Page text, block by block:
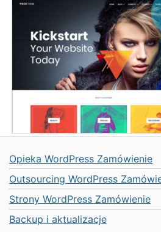
Opieka WordPress Zamówienie
Outsourcing WordPress
Strony WordPress Zamówienie
Backup i aktualizacje